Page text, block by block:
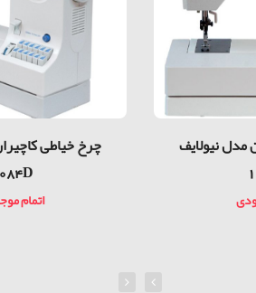
چرخ خیاطی
اتمام
مدل نیولایف